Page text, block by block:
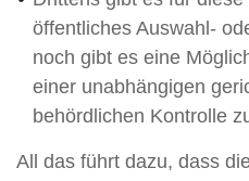
öffentliches Auswahl-
noch gibt es eine
einer unabhängigen
behördlichen Kontrolle
All das führt dazu, dass